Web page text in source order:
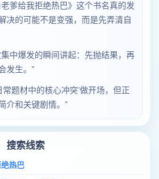
爹给我拒绝热巴》这个书名真的发
决的可能不是变强，而是先弄清自
中爆发的瞬间讲起：先抛结果，再
发生。”
常题材中的核心冲突’做开场，但正
介和关键剧情。”
搜索线索
热巴